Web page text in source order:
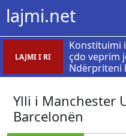
lajmi.net
LAJMI I RI
​Konstituimi
çdo veprim
Ndërpriteni
Ylli i Manchester
Barcelonën